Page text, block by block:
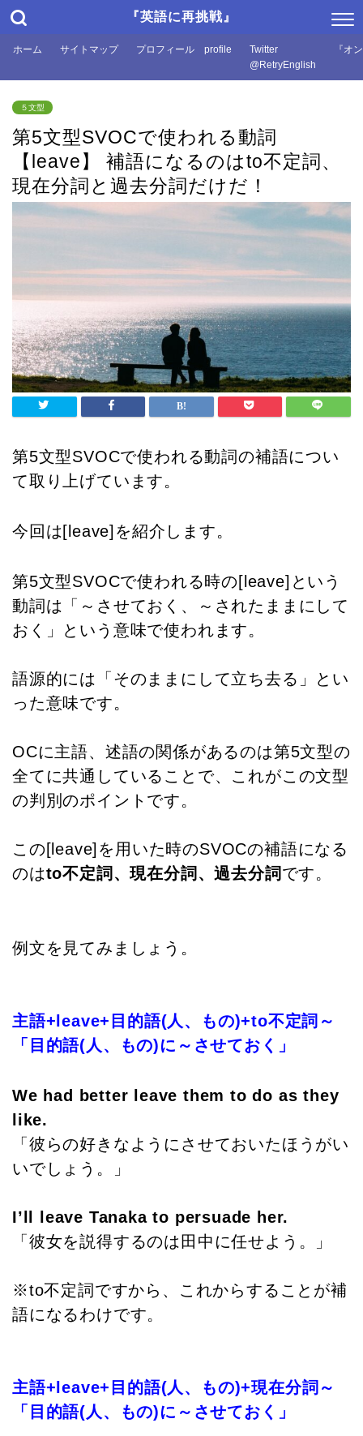
『英語に再挑戦』
ホーム サイトマップ プロフィール profile
Twitter
@RetryEnglish
『オ
５文型
第5文型SVOCで使われる動詞
【leave】 補語になるのはto不定詞、
現在分詞と過去分詞だけだ！
第5文型SVOCで使われる動詞の補語につい
て取り上げています。
今回は[leave]を紹介します。
第5文型SVOCで使われる時の[leave]という
動詞は「～させておく、～されたままにして
おく」という意味で使われます。
語源的には「そのままにして立ち去る」とい
った意味です。
OCに主語、述語の関係があるのは第5文型の
全てに共通していることで、これがこの文型
の判別のポイントです。
この[leave]を用いた時のSVOCの補語になる
のはto不定詞、現在分詞、過去分詞です。
例文を見てみましょう。
主語+leave+目的語(人、もの)+to不定詞～
「目的語(人、もの)に～させておく」
We had better leave them to do as they
like.
「彼らの好きなようにさせておいたほうがい
いでしょう。」
I’ll leave Tanaka to persuade her.
「彼女を説得するのは田中に任せよう。」
※to不定詞ですから、これからすることが補
語になるわけです。
主語+leave+目的語(人、もの)+現在分詞～
「目的語(人、もの)に～させておく」